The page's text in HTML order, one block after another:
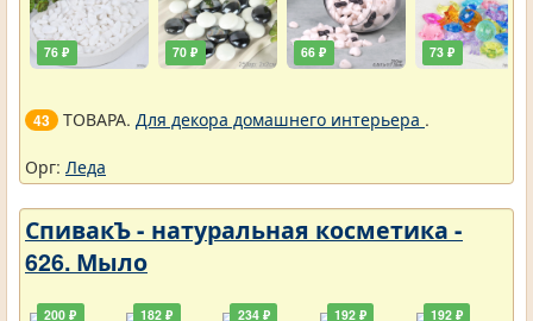
76 ₽ 70 ₽ 66 ₽ 73 ₽
43 ТОВАРА. Для декора домашнего интерьера .
Орг: Леда
СпивакЪ - натуральная косметика -
626. Мыло
200 ₽ 182 ₽ 234 ₽ 192 ₽ 192 ₽